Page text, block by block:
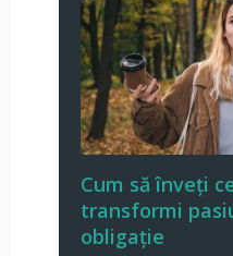
Cum să înveți
transformi
obligație